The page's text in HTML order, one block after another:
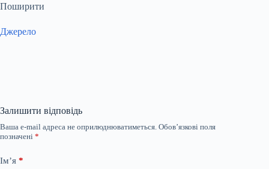
Поширити
Джерело
Залишити відповідь
Ваша e-mail адреса не оприлюднюватиметься. Обов’язкові поля
позначені *
Ім’я *